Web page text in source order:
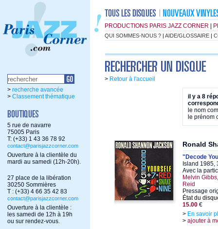
PRODUCTIONS PARIS JAZZ CORNER
QUI SOMMES-NOUS ? | AIDE/GLOSSAIRE |
> recherche avancée
> Classement thématique
5 rue de navarre
75005 Paris
T: (+33) 1 43 36 78 92
contact@parisjazzcorner.com
Ouverture à la clientèle du
mardi au samedi (12h-20h).
27 place de la libération
30250 Sommières
T : (+33) 4 66 35 42 83
contact@parisjazzcorner.com
Ouverture à la clientèle :
les samedi de 12h à 19h
ou sur rendez-vous.
> Retour à l'accueil
il y a 8
le nom
le prénom
Ronald
"Decode
Island 1985,
Avec la
Melvin
Reid
Pressage
État du
15.00 €
> En savoir
> ajouter à